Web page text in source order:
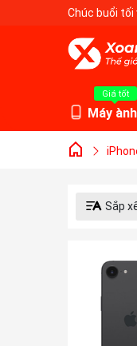
Chúc buổi tối
Giá tốt
Máy ành
Sắp